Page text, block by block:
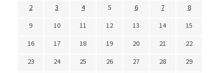
2
3 4 5 6 7
8
9
10 11 12 13 14
15
16
17 18 19 20 21
22
23
24 25 26 27 28
29